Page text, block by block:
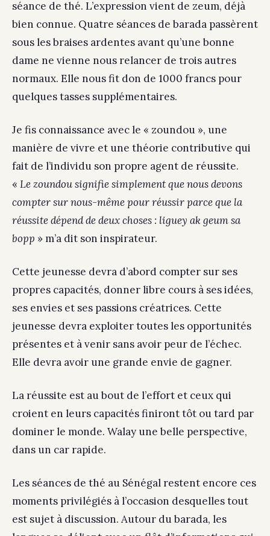
séance de thé. L’expression vient de zeum, déjà
bien connue. Quatre séances de barada passèrent
sous les braises ardentes avant qu’une bonne
dame ne vienne nous relancer de trois autres
normaux. Elle nous fit don de 1000 francs pour
quelques tasses supplémentaires.
Je fis connaissance avec le « zoundou », une
manière de vivre et une théorie contributive qui
fait de l’individu son propre agent de réussite.
« Le zoundou signifie simplement que nous devons
compter sur nous-même pour réussir parce que la
réussite dépend de deux choses : liguey ak geum sa
bopp » m’a dit son inspirateur.
Cette jeunesse devra d’abord compter sur ses
propres capacités, donner libre cours à ses idées,
ses envies et ses passions créatrices. Cette
jeunesse devra exploiter toutes les opportunités
présentes et à venir sans avoir peur de l’échec.
Elle devra avoir une grande envie de gagner.
La réussite est au bout de l’effort et ceux qui
croient en leurs capacités finiront tôt ou tard par
dominer le monde. Walay une belle perspective,
dans un car rapide.
Les séances de thé au Sénégal restent encore ces
moments privilégiés à l’occasion desquelles tout
est sujet à discussion. Autour du barada, les